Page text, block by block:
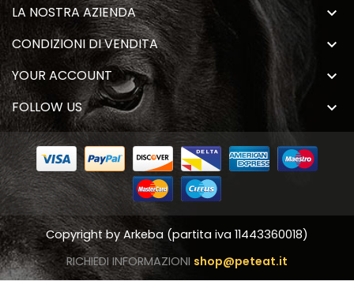
LA NOSTRA AZIENDA 
CONDIZIONI DI VENDITA 
YOUR ACCOUNT 
FOLLOW US 
Copyright by Arkeba (partita iva 11443360018)
RICHIEDI INFORMAZIONI shop@peteat.it